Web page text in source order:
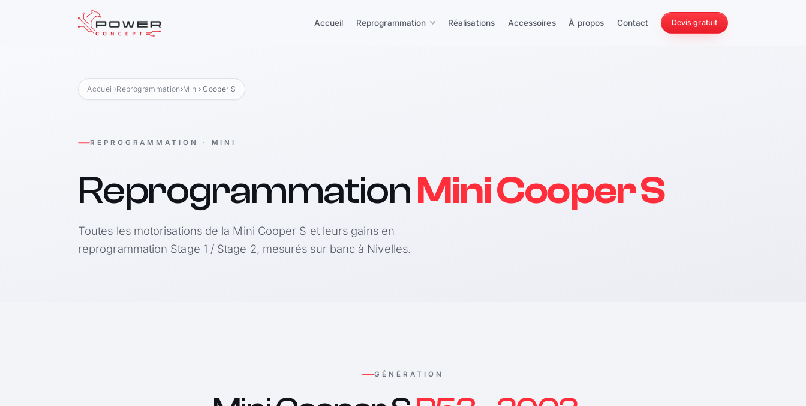
Accueil Reprogrammation Réalisations Accessoires À propos Contact Devis gratuit
228 Nm
Accueil›Reprogrammation ›Mini › Cooper S
REPROGRAMMATION · MINI
ReprogrammationMini Cooper S
Toutes les motorisations de la Mini Cooper S et leurs gains en
reprogrammation Stage 1 / Stage 2, mesurés sur banc à Nivelles.
GÉNÉRATION